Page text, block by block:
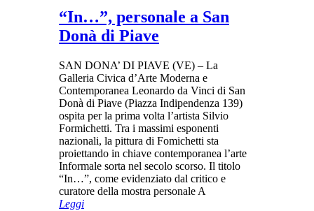
“In…”, personale a San
Donà di Piave
SAN DONA’ DI PIAVE (VE) – La
Galleria Civica d’Arte Moderna e
Contemporanea Leonardo da Vinci di San
Donà di Piave (Piazza Indipendenza 139)
ospita per la prima volta l’artista Silvio
Formichetti. Tra i massimi esponenti
nazionali, la pittura di Fomichetti sta
proiettando in chiave contemporanea l’arte
Informale sorta nel secolo scorso. Il titolo
“In…”, come evidenziato dal critico e
curatore della mostra personale A
Leggi